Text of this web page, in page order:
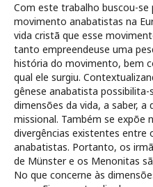
Com este trabalho buscou-se
movimento anabatistas na
vida cristã que esse
tanto empreendeuse uma
história do movimento, bem
qual ele surgiu.
gênese anabatista
dimensões da vida, a saber,
missional. Também se expõe
divergências existentes entre
anabatistas. Portanto, os
de Münster e os Menonitas
No que concerne às